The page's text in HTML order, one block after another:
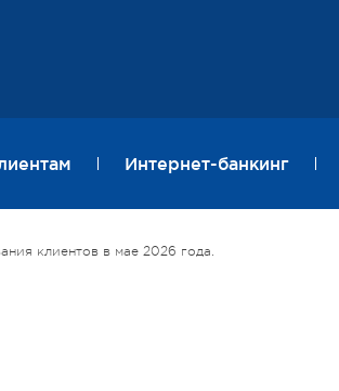
Интернет-банкинг
клиентов в мае 2026 года.